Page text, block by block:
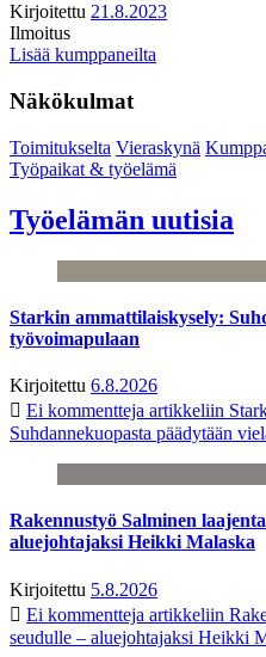
Kirjoitettu 21.8.2023
Ilmoitus
Lisää kumppaneilta
Näkökulmat
Toimitukselta Vieraskynä
Työpaikat & työelämä
Työelämän uutisia
Starkin ammattilaiskysely:
työvoimapulaan
Kirjoitettu 6.8.2026
Ei kommentteja artikkeliin
Suhdannekuopasta päädytään
Rakennustyö Salminen
aluejohtajaksi Heikki Malaska
Kirjoitettu 5.8.2026
Ei kommentteja artikkeliin
seudulle – aluejohtajaksi Heikki